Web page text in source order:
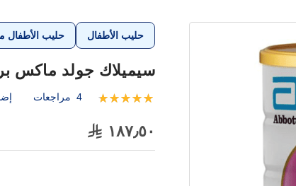
حليب الأطفال حليب الأطفال من عمر 6
سيميلاك جولد ماكس برو (2) من عمر 6-12 شهر
تقييم:
4 مراجعات
١٨٧٫٥٠